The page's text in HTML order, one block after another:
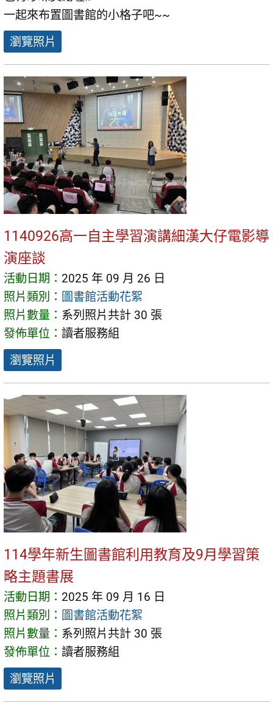
一起來布置圖書館的小格子吧~~
瀏覽照片
1140926高一自主學習演講細漢大仔電影導
演座談
活動日期： 2025 年 09 月 26 日
照片類別： 圖書館活動花絮
照片數量： 系列照片共計 30 張
發佈單位： 讀者服務組
瀏覽照片
114學年新生圖書館利用教育及9月學習策
略主題書展
活動日期： 2025 年 09 月 16 日
照片類別： 圖書館活動花絮
照片數量： 系列照片共計 30 張
發佈單位： 讀者服務組
瀏覽照片